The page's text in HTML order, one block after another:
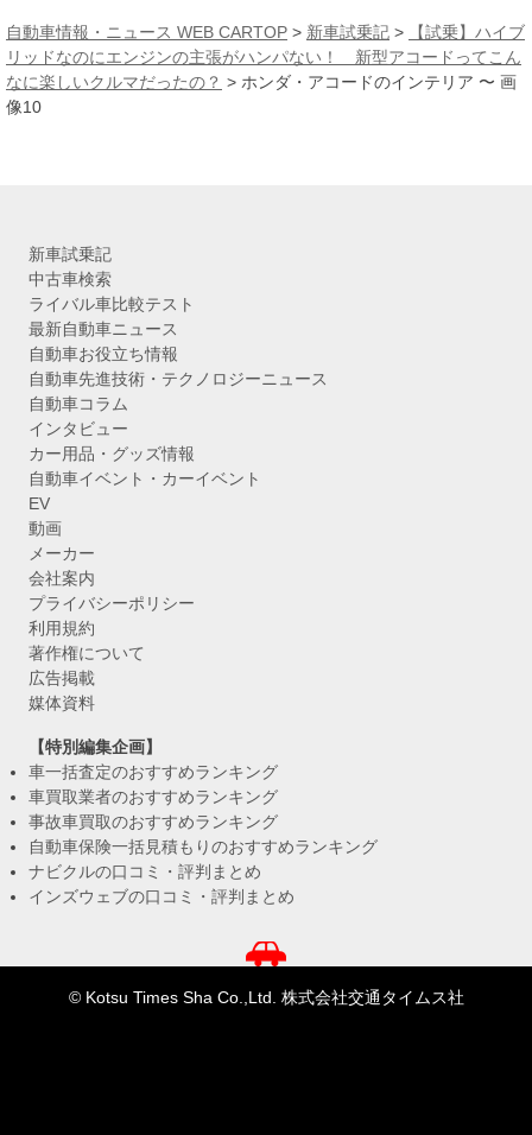
カ
イ
ブ
自動車情報・ニュース WEB CARTOP > 新車試乗記 >
【試乗】ハイブ
リッドなのにエンジンの主張がハンパない！ 新型アコードってこん
なに楽しいクルマだったの？ > ホンダ・アコードのインテリア 〜 画
像10
新車試乗記
中古車検索
ライバル車比較テスト
最新自動車ニュース
自動車お役立ち情報
自動車先進技術・テクノロジーニュース
自動車コラム
インタビュー
カー用品・グッズ情報
自動車イベント・カーイベント
EV
動画
メーカー
会社案内
プライバシーポリシー
利用規約
著作権について
広告掲載
媒体資料
【特別編集企画】
車一括査定のおすすめランキング
車買取業者のおすすめランキング
事故車買取のおすすめランキング
自動車保険一括見積もりのおすすめランキング
ナビクルの口コミ・評判まとめ
インズウェブの口コミ・評判まとめ
© Kotsu Times Sha Co.,Ltd. 株式会社交通タイムス社